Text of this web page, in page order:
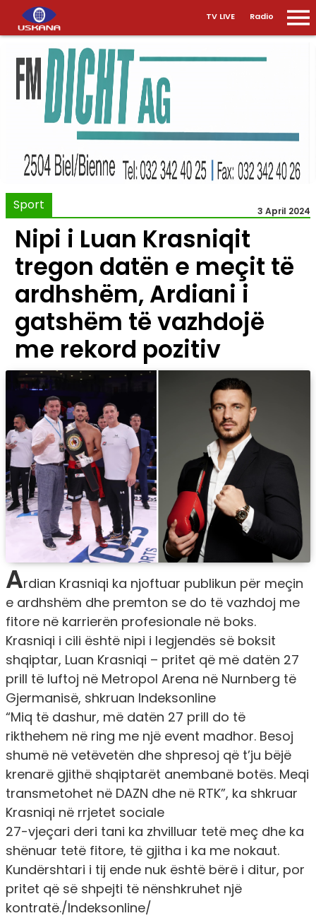
TV LIVE Radio
Sport 3 April 2024
Nipi i Luan Krasniqit
tregon datën e meçit të
ardhshëm, Ardiani i
gatshëm të vazhdojë
me rekord pozitiv
Ardian Krasniqi ka njoftuar publikun për meçin
e ardhshëm dhe premton se do të vazhdoj me
fitore në karrierën profesionale në boks.
Krasniqi i cili është nipi i legjendës së boksit
shqiptar, Luan Krasniqi – pritet që më datën 27
prill të luftoj në Metropol Arena në Nurnberg të
Gjermanisë, shkruan Indeksonline
“Miq të dashur, më datën 27 prill do të
rikthehem në ring me një event madhor. Besoj
shumë në vetëvetën dhe shpresoj që t’ju bëjë
krenarë gjithë shqiptarët anembanë botës. Meqi
transmetohet në DAZN dhe në RTK”, ka shkruar
Krasniqi në rrjetet sociale
27-vjeçari deri tani ka zhvilluar tetë meç dhe ka
shënuar tetë fitore, të gjitha i ka me nokaut.
Kundërshtari i tij ende nuk është bërë i ditur, por
pritet që së shpejti të nënshkruhet një
kontratë./Indeksonline/